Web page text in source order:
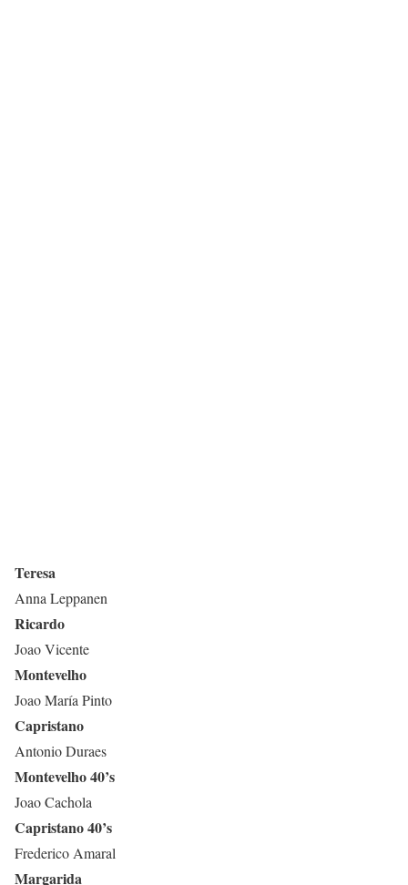
Teresa
Anna Leppanen
Ricardo
Joao Vicente
Montevelho
Joao María Pinto
Capristano
Antonio Duraes
Montevelho 40’s
Joao Cachola
Capristano 40’s
Frederico Amaral
Margarida